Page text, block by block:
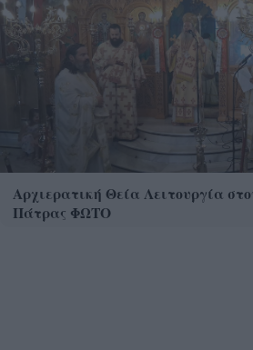
Αρχιερατική Θεία Λειτουργία
Πάτρας ΦΩΤΟ